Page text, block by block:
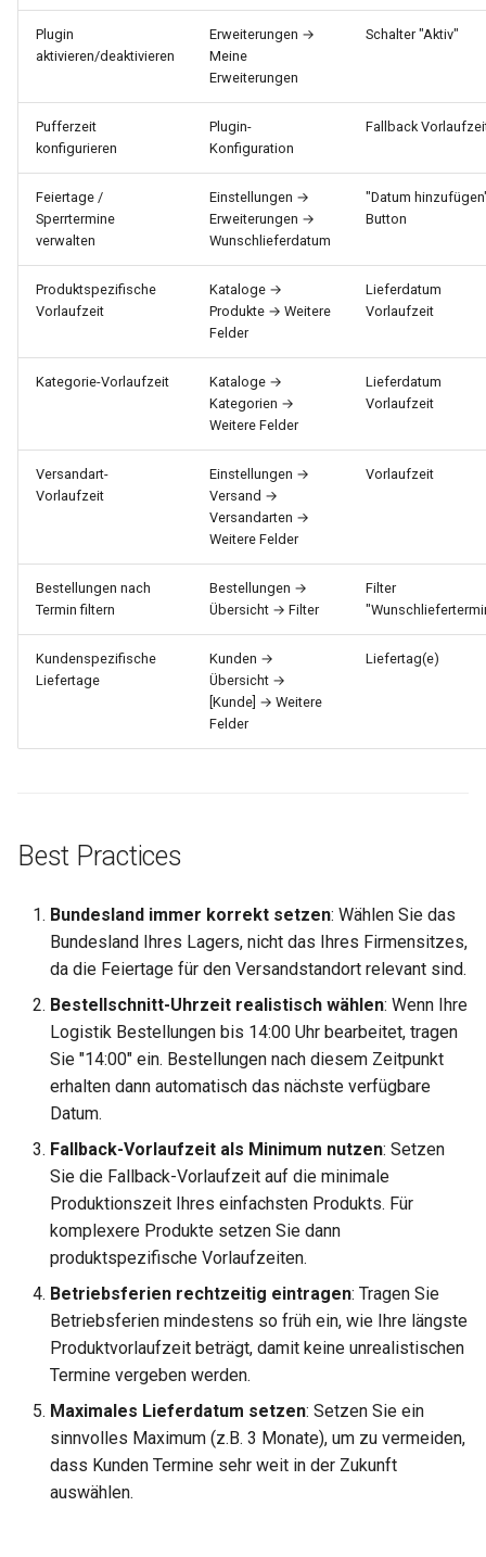
Plugin
aktivieren/deaktivieren
Erweiterungen →
Meine
Erweiterungen
Schalter "Aktiv"
Pufferzeit
konfigurieren
Plugin-
Konfiguration
Fallback
Feiertage /
Sperrtermine
verwalten
Einstellungen →
Erweiterungen →
Wunschlieferdatum
"Datum
Button
Produktspezifische
Vorlaufzeit
Kataloge →
Produkte → Weitere
Felder
Lieferdatum
Vorlaufzeit
Kategorie-Vorlaufzeit
Kataloge →
Kategorien →
Weitere Felder
Lieferdatum
Vorlaufzeit
Versandart-
Vorlaufzeit
Einstellungen →
Versand →
Versandarten →
Weitere Felder
Vorlaufzeit
Bestellungen nach
Termin filtern
Bestellungen →
Übersicht → Filter
Filter
Kundenspezifische
Liefertage
Kunden →
Übersicht →
[Kunde] → Weitere
Felder
Liefertag(e)
Best Practices
Bundesland immer korrekt setzen: Wählen Sie das
Bundesland Ihres Lagers, nicht das Ihres Firmensitzes,
da die Feiertage für den Versandstandort relevant sind.
Bestellschnitt-Uhrzeit realistisch wählen: Wenn Ihre
Logistik Bestellungen bis 14:00 Uhr bearbeitet, tragen
Sie "14:00" ein. Bestellungen nach diesem Zeitpunkt
erhalten dann automatisch das nächste verfügbare
Datum.
Fallback-Vorlaufzeit als Minimum nutzen: Setzen
Sie die Fallback-Vorlaufzeit auf die minimale
Produktionszeit Ihres einfachsten Produkts. Für
komplexere Produkte setzen Sie dann
produktspezifische Vorlaufzeiten.
Betriebsferien rechtzeitig eintragen: Tragen Sie
Betriebsferien mindestens so früh ein, wie Ihre längste
Produktvorlaufzeit beträgt, damit keine unrealistischen
Termine vergeben werden.
Maximales Lieferdatum setzen: Setzen Sie ein
sinnvolles Maximum (z.B. 3 Monate), um zu vermeiden,
dass Kunden Termine sehr weit in der Zukunft
auswählen.